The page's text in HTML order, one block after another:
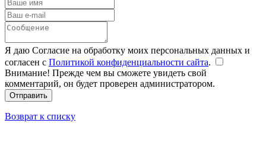
Я даю Согласие на обработку моих персональных данных и
согласен с Политикой конфиденциальности сайта.
Внимание! Прежде чем вы сможете увидеть свой
комментарий, он будет проверен администратором.
Отправить
Возврат к списку